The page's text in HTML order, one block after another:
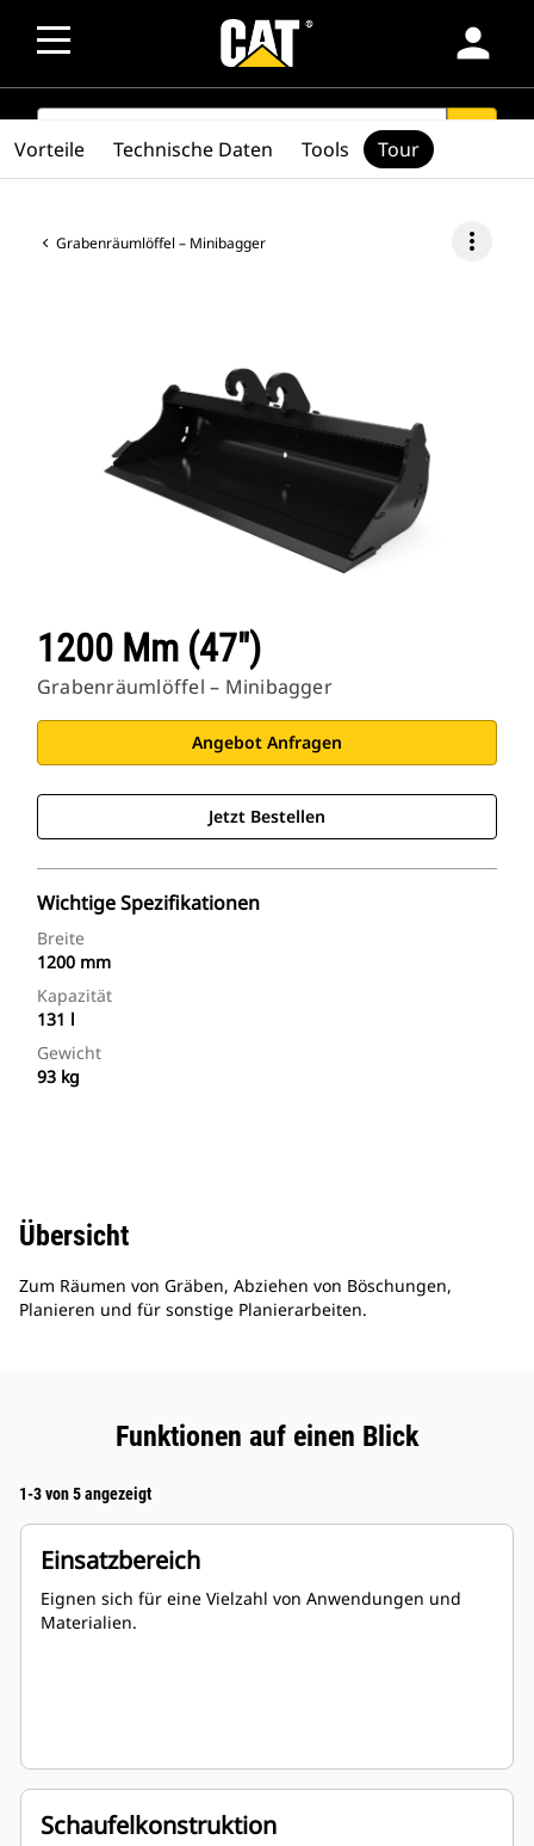
person
SEARCH
Grabenräumlöffel – Minibagger more_vert
1200 Mm (47″)
Grabenräumlöffel – Minibagger
Angebot Anfragen
Jetzt Bestellen
Wichtige Spezifikationen
Breite
1200 mm
Kapazität
131 l
Gewicht
93 kg
Vorteile Technische Daten Tools Tour
Übersicht
Zum Räumen von Gräben, Abziehen von Böschungen,
Planieren und für sonstige Planierarbeiten.
Funktionen auf einen Blick
1-3 von 5 angezeigt
Einsatzbereich
Eignen sich für eine Vielzahl von Anwendungen und
Materialien.
Schaufelkonstruktion